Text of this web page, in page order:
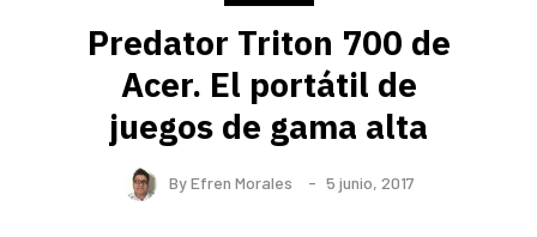
Predator Triton 700 de
Acer. El portátil de
juegos de gama alta
ByEfren Morales 5 junio, 2017